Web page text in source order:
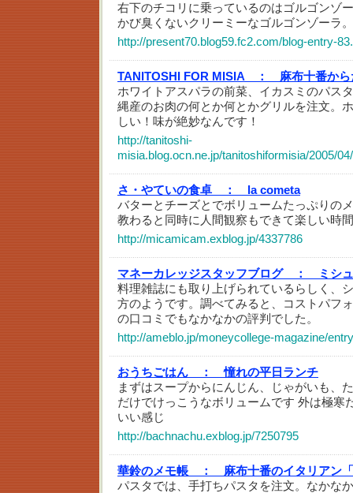
右下のチコリに乗っているのはゴルゴンゾ
かび臭くないクリーミーなゴルゴンゾーラ
http://present70.blog59.fc2.com/blog-entry-
TANITOSHI FOR MISIA ：
麻布十番か
ホワイトアスパラの前菜、イカスミのパス
縄産のお肉の何とか何とかグリルを注文。
しい！味が絶妙なんです！
http://tanitoshi-
misia.blog.ocn.ne.jp/tanitoshiformisia/2005/
さ・やていの食卓 ：
la cometa
バターとチーズとでボリュームたっぷりの
教わると同時に人間観察もできて楽しい時
http://micamicam.exblog.jp/4337786
マネーカレッジスタッフブログ ：
ミシ
料理雑誌にも取り上げられているらしく、
方のようです。調べてみると、コストパフ
の口コミでもなかなかの評判でした。
http://ameblo.jp/moneycollege-magazine/
おうちごはん ：
憧れの平日ランチ
まずはスープからにんじん、じゃがいも、
だけでけっこうなボリュームです 外は極寒
いい感じ
http://bachnachu.exblog.jp/7250795
華鈴のメモ帳 ：
麻布十番のイタリアン
パスタでは、手打ちパスタを注文。なかな